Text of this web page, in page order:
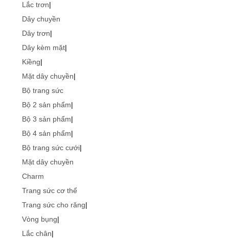
Lắc trơn|
Dây chuyền
Dây trơn|
Dây kèm mặt|
Kiềng|
Mặt dây chuyền|
Bộ trang sức
Bộ 2 sản phẩm|
Bộ 3 sản phẩm|
Bộ 4 sản phẩm|
Bộ trang sức cưới|
Mặt dây chuyền
Charm
Trang sức cơ thể
Trang sức cho răng|
Vòng bụng|
Lắc chân|